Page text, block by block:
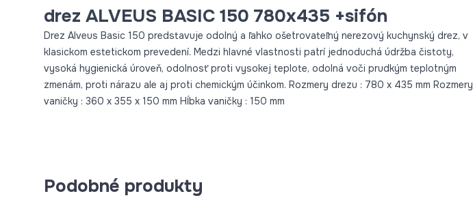
drez ALVEUS BASIC 150 780x435 +sifón
Drez Alveus Basic 150 predstavuje odolný a ľahko ošetrovateľný nerezový kuchynský drez, v
klasickom estetickom prevedení. Medzi hlavné vlastnosti patrí jednoduchá údržba čistoty,
vysoká hygienická úroveň, odolnosť proti vysokej teplote, odolná voči prudkým teplotným
zmenám, proti nárazu ale aj proti chemickým účinkom. Rozmery drezu : 780 x 435 mm Rozmery
vaničky : 360 x 355 x 150 mm Hĺbka vaničky : 150 mm
Podobné produkty